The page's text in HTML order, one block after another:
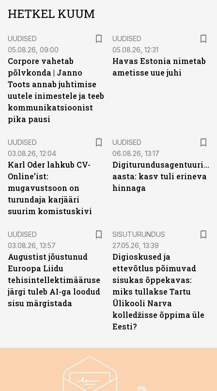
HETKEL KUUM
UUDISED
05.08.26, 09:00
Corpore vahetab
põlvkonda | Janno
Toots annab juhtimise
uutele inimestele ja teeb
kommunikatsioonist
pika pausi
UUDISED
05.08.26, 12:31
Havas Estonia nimetab
ametisse uue juhi
UUDISED
03.08.26, 12:04
Karl Oder lahkub CV-
Online’ist:
mugavustsoon on
turundaja karjääri
suurim komistuskivi
UUDISED
06.08.26, 13:17
Digiturundusagentuuride
aasta: kasv tuli erineva
hinnaga
UUDISED
03.08.26, 13:57
Augustist jõustunud
Euroopa Liidu
tehisintellektimääruse
järgi tuleb AI-ga loodud
sisu märgistada
SISUTURUNDUS
27.05.26, 13:39
Digioskused ja
ettevõtlus põimuvad
sisukas õppekavas:
miks tullakse Tartu
Ülikooli Narva
kolledžisse õppima üle
Eesti?